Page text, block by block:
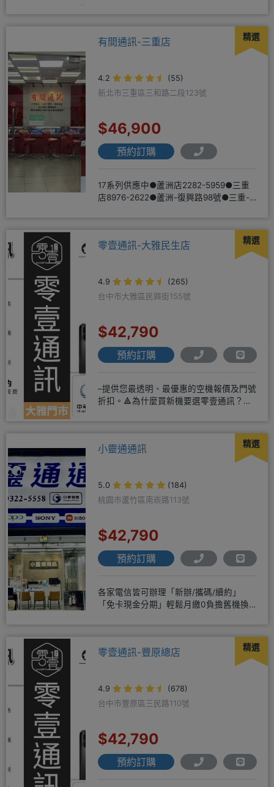
精選
有間通訊-三重店
4.2
(55)
新北市三重區三和路二段123號
$46,900
預約訂購
17系列供應中●蘆洲店2282-5959●三重
店8976-2622●蘆洲-復興路98號●三重-
精選
零壹通訊-大雅民生店
4.9
(265)
台中市大雅區民興街155號
$42,790
預約訂購
–提供您最透明、最優惠的空機報價及門號
折扣。🔺為什麼買新機要選零壹通訊？
精選
小靈通通訊
5.0
(184)
桃園市蘆竹區南崁路113號
$42,790
預約訂購
各家電信皆可辦理「新辦/攜碼/續約」
「免卡現金分期」輕鬆月繳0負擔舊機換
精選
零壹通訊-豐原總店
4.9
(678)
台中市豐原區三民路110號
$42,790
預約訂購